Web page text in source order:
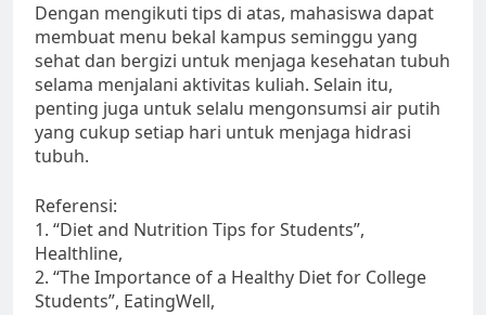
Dengan mengikuti tips di atas, mahasiswa dapat
membuat menu bekal kampus seminggu yang
sehat dan bergizi untuk menjaga kesehatan tubuh
selama menjalani aktivitas kuliah. Selain itu,
penting juga untuk selalu mengonsumsi air putih
yang cukup setiap hari untuk menjaga hidrasi
tubuh.
Referensi:
1. “Diet and Nutrition Tips for Students”,
Healthline,
2. “The Importance of a Healthy Diet for College
Students”, EatingWell,